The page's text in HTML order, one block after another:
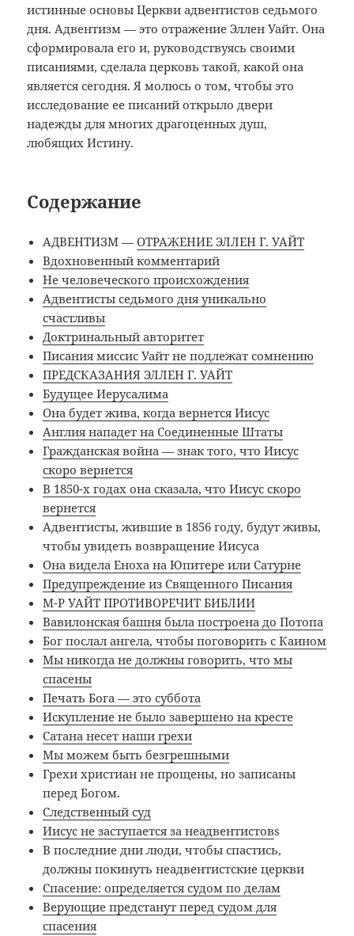
истинные основы Церкви адвентистов седьмого
дня. Адвентизм — это отражение Эллен Уайт. Она
сформировала его и, руководствуясь своими
писаниями, сделала церковь такой, какой она
является сегодня. Я молюсь о том, чтобы это
исследование ее писаний открыло двери
надежды для многих драгоценных душ,
любящих Истину.
Содержание
АДВЕНТИЗМ —ОТРАЖЕНИЕ ЭЛЛЕН Г. УАЙТ
Вдохновенный комментарий
Не человеческого происхождения
Адвентисты седьмого дня уникально
счастливы
Доктринальный авторитет
Писания миссис Уайт не подлежат сомнению
ПРЕДСКАЗАНИЯ ЭЛЛЕН Г. УАЙТ
Будущее Иерусалима
Она будет жива, когда вернется Иисус
Англия нападет на Соединенные Штаты
Гражданская война — знак того, что Иисус
скоро вернется
В 1850-х годах она сказала, что Иисус скоро
вернется
Адвентисты, жившие в 1856 году, будут живы,
чтобы увидеть возвращение Иисуса
Она видела Еноха на Юпитере или Сатурне
Предупреждение из Священного Писания
М-Р УАЙТ ПРОТИВОРЕЧИТ БИБЛИИ
Вавилонская башня была построена до Потопа
Бог послал ангела, чтобы поговорить с Каином
Мы никогда не должны говорить, что мы
спасены
Печать Бога — это суббота
Искупление не было завершено на кресте
Сатана несет наши грехи
Мы можем быть безгрешными
Грехи христиан не прощены, но записаны
перед Богом.
Следственный суд
Иисус не заступается за неадвентистовs
В последние дни люди, чтобы спастись,
должны покинуть неадвентистские церкви
Спасение: определяется судом по делам
Верующие предстанут перед судом для
спасения